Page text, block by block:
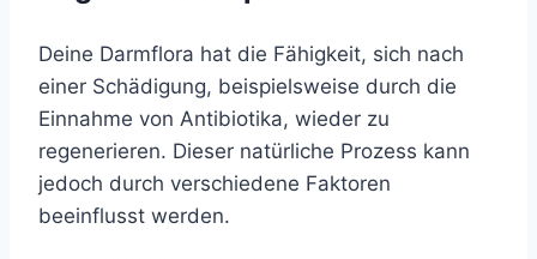
Deine Darmflora hat die Fähigkeit, sich nach
einer Schädigung, beispielsweise durch die
Einnahme von Antibiotika, wieder zu
regenerieren. Dieser natürliche Prozess kann
jedoch durch verschiedene Faktoren
beeinflusst werden.